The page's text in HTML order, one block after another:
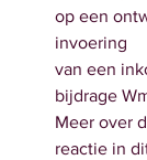
op een
invoering
van een
bijdrage
Meer over
reactie in